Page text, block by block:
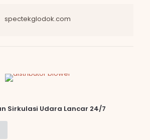
spectekglodok.com
Sirkulasi Udara Lancar 24/7